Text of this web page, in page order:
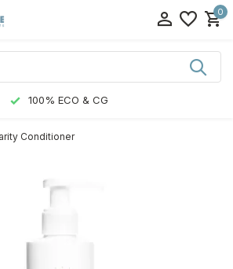
0
100% ECO & CG
Conditioner